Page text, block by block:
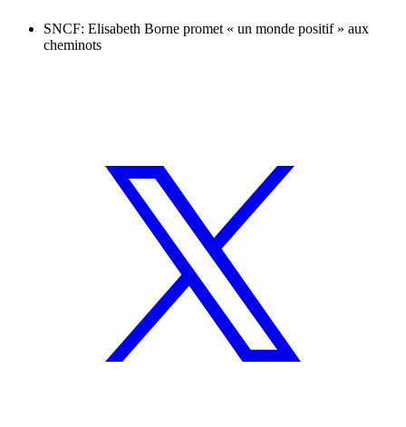
SNCF: Elisabeth Borne promet « un monde positif » aux
cheminots